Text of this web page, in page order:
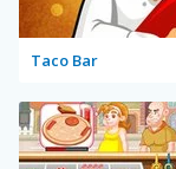
Taco Bar